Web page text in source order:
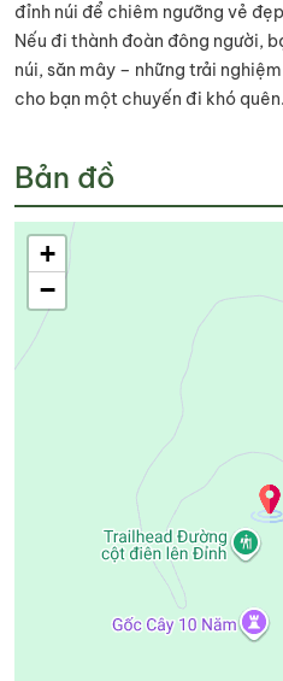
đỉnh núi để chiêm ngưỡng vẻ
Nếu đi thành đoàn đông người,
núi, săn mây – những trải
cho bạn một chuyến đi khó quên.
Bản đồ
+
−